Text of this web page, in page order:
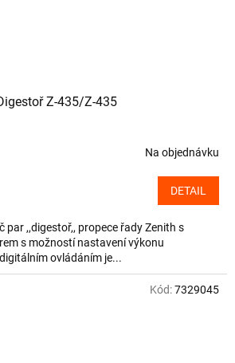
Z-435/Z-435
Na objednávku
DETAIL
par ,,digestoř,, propece řady Zenith s
s možností nastavení výkonu
ovládáním je...
Kód:7329045